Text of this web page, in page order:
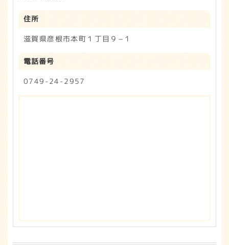
住所
滋賀県彦根市本町１丁目９−１
電話番号
0749-24-2957